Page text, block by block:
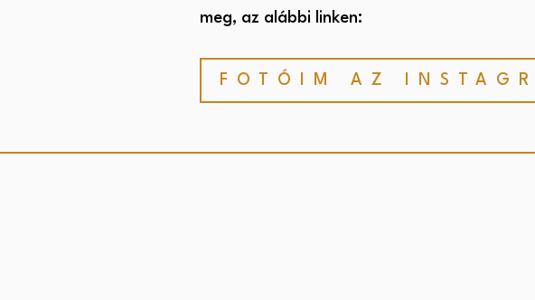
meg, az alábbi linken:
FOTÓIM AZ